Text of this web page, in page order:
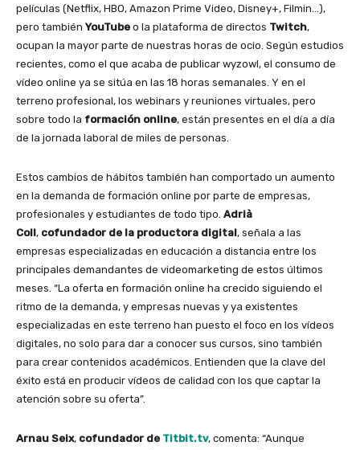
películas (Netflix, HBO, Amazon Prime Video, Disney+, Filmin…),
pero también YouTube o la plataforma de directos Twitch,
ocupan la mayor parte de nuestras horas de ocio. Según estudios
recientes, como el que acaba de publicar wyzowl, el consumo de
vídeo online ya se sitúa en las 18 horas semanales. Y en el
terreno profesional, los webinars y reuniones virtuales, pero
sobre todo la formación online, están presentes en el día a día
de la jornada laboral de miles de personas.
Estos cambios de hábitos también han comportado un aumento
en la demanda de formación online por parte de empresas,
profesionales y estudiantes de todo tipo. Adrià
Coll, cofundador de la productora digital, señala a las
empresas especializadas en educación a distancia entre los
principales demandantes de videomarketing de estos últimos
meses. “La oferta en formación online ha crecido siguiendo el
ritmo de la demanda, y empresas nuevas y ya existentes
especializadas en este terreno han puesto el foco en los vídeos
digitales, no solo para dar a conocer sus cursos, sino también
para crear contenidos académicos. Entienden que la clave del
éxito está en producir vídeos de calidad con los que captar la
atención sobre su oferta”.
Arnau Seix, cofundador de Titbit.tv, comenta: “Aunque